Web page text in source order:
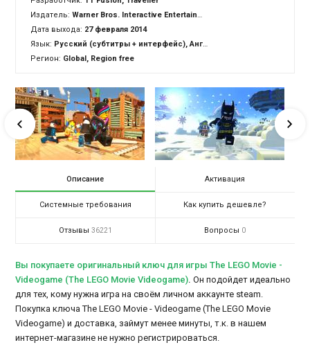
Издатель:Warner Bros. Interactive Entertainment
Дата выхода: 27 февраля 2014
Язык: Русский (субтитры + интерфейс), Английский (озвучка + субтитры + интерфейс)
Регион: Global, Region free
Описание Активация
Системные требования Как купить дешевле?
Отзывы 36221 Вопросы 0
Вы покупаете оригинальный ключ для игры The LEGO Movie -
Videogame (The LEGO Movie Videogame). Он подойдет идеально
для тех, кому нужна игра на своём личном аккаунте steam.
Покупка ключа The LEGO Movie - Videogame (The LEGO Movie
Videogame) и доставка, займут менее минуты, т.к. в нашем
интернет-магазине не нужно регистрироваться.